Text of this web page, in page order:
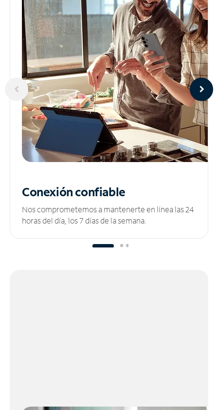
Conexión confiable
Nos comprometemos a mantenerte en línea las 24
horas del día, los 7 días de la semana.